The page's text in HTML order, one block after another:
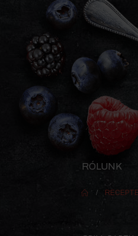
RÓLUNK